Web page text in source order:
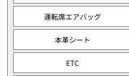
運転席エアバッグ
本革シート
ETC